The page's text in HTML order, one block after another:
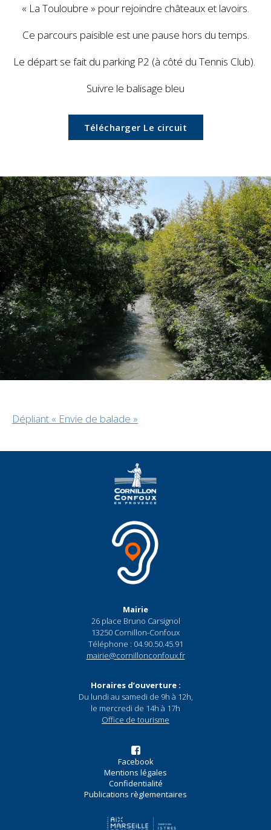
« La Touloubre » pour rejoindre châteaux et lavoirs.
Ce parcours paisible est une pause hors du temps.
Le départ se fait du parking P2 (à côté du Tennis Club).
Suivre le balisage bleu
Télécharger Le circuit
Dépliant « Envie de balade »
Mairie
26 place Bruno Carsignol
13250 Cornillon-Confoux
Téléphone : 04.90.50.45.91
mairie@cornillonconfoux.fr
Horaires d’ouverture :
Du lundi au samedi de 9h à 12h,
le mercredi de 14h à 17h
Office de tourisme
Facebook
Mentions légales
Confidentialité
Publications règlementaires